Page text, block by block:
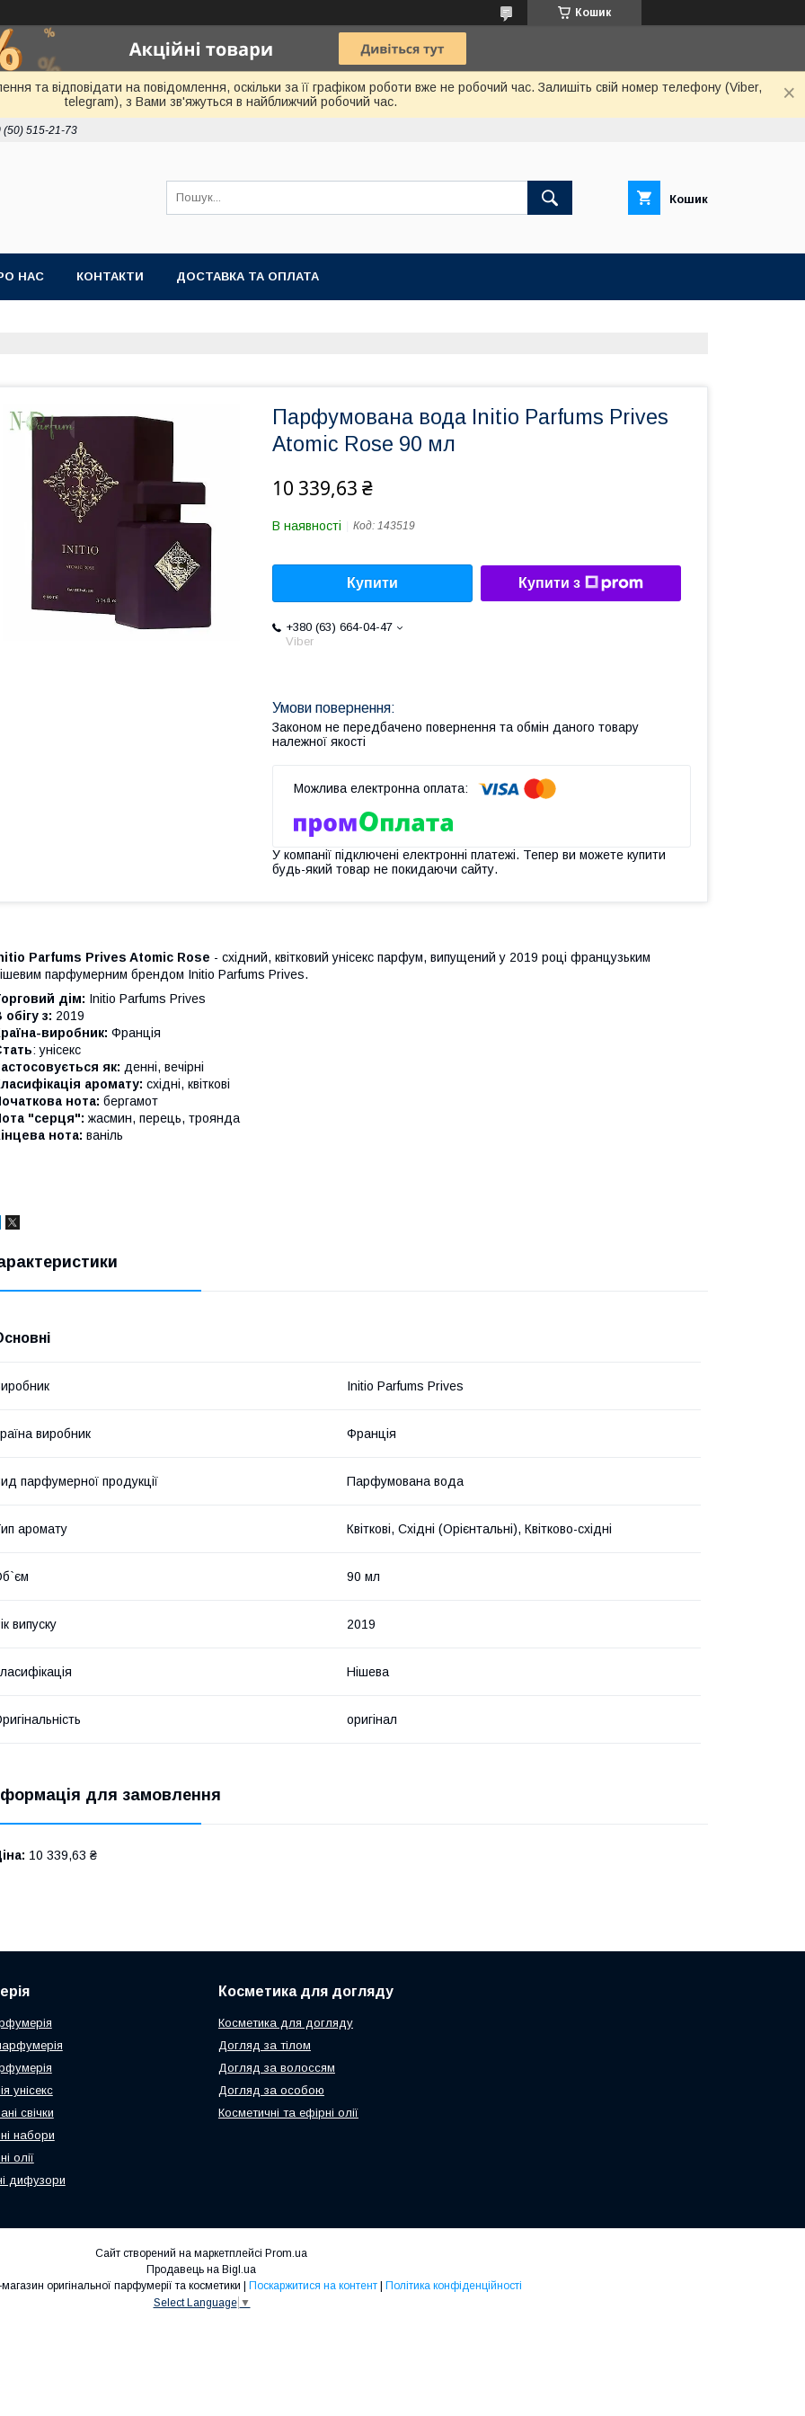
Кошик
та відповідати на повідомлення, оскільки за її графіком роботи вже не робочий час. Залишіть свій номер телефону (Viber,
telegram), з Вами зв'яжуться в найближчий робочий час.
(50) 515-21-73
Кошик
НАС КОНТАКТИ ДОСТАВКА ТА ОПЛАТА
Парфумована вода Initio Parfums Prives
Atomic Rose 90 мл
10 339,63 ₴
В наявності Код: 143519
Купити Купити з
+380 (63) 664-04-47
Viber
Законом не передбачено повернення та обмін даного товару
належної якості
У компанії підключені електронні платежі. Тепер ви можете купити
будь-який товар не покидаючи сайту.
Parfums Prives Atomic Rose - східний, квітковий унісекс парфум, випущений у 2019 році французьким
парфумерним брендом Initio Parfums Prives.
дім: Initio Parfums Prives
обігу з: 2019
виробник: Франція
: унісекс
як: денні, вечірні
аромату: східні, квіткові
нота: бергамот
"серця": жасмин, перець, троянда
нота: ваніль
Initio Parfums Prives
виробник Франція
парфумерної продукції Парфумована вода
аромату Квіткові, Східні (Орієнтальні), Квітково-східні
90 мл
випуску 2019
Нішева
оригінал
для замовлення
10 339,63 ₴
унісекс
свічки
набори
олії
дифузори
Косметика для догляду
Косметика для догляду
Догляд за тілом
Догляд за волоссям
Догляд за особою
Косметичні та ефірні олії
Сайт створений на маркетплейсі Prom.ua
Продавець на Bigl.ua
Поскаржитися на контент
Політика конфіденційності
Select Language ▼